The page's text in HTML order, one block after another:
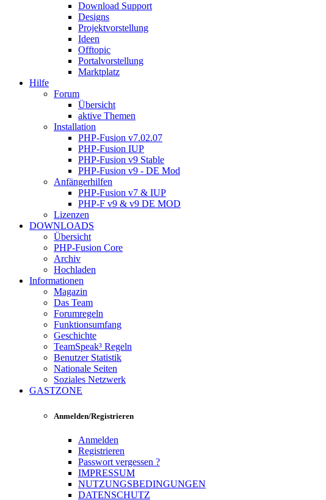
Download Support
Designs
Projektvorstellung
Ideen
Offtopic
Portalvorstellung
Marktplatz
Hilfe
Forum
Übersicht
aktive Themen
Installation
PHP-Fusion v7.02.07
PHP-Fusion IUP
PHP-Fusion v9 Stable
PHP-Fusion v9 - DE Mod
Anfängerhilfen
PHP-Fusion v7 & IUP
PHP-F v9 & v9 DE MOD
Lizenzen
DOWNLOADS
Übersicht
PHP-Fusion Core
Archiv
Hochladen
Informationen
Magazin
Das Team
Forumregeln
Funktionsumfang
Geschichte
TeamSpeak³ Regeln
Benutzer Statistik
Nationale Seiten
Soziales Netzwerk
GASTZONE
Anmelden/Registrieren
Anmelden
Registrieren
Passwort vergessen ?
IMPRESSUM
NUTZUNGSBEDINGUNGEN
DATENSCHUTZ